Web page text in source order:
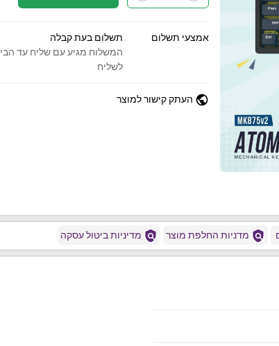
אמצעי תשלום
תשלום בעת קבלה
המשלוח מגיע עם שליח עד
לשליח
public העתק קישור למוצר
policy מדניות החלפת מוצר policy מדיניות ביטול עסקה